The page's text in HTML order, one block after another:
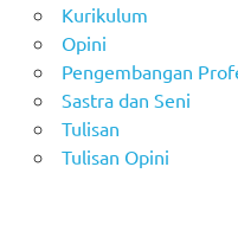
Kurikulum
Opini
Pengembangan
Sastra dan Seni
Tulisan
Tulisan Opini